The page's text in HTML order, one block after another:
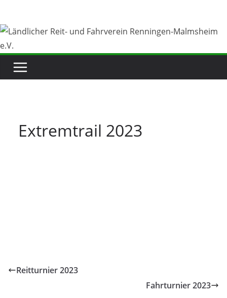
springen
Extremtrail 2023
Reitturnier 2023
Fahrturnier 2023